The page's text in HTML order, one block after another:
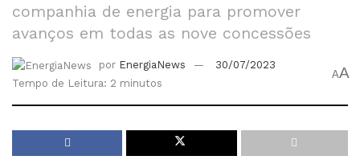
companhia de energia para promover
avanços em todas as nove concessões
por EnergiaNews
30/07/2023
Tempo de Leitura: 2 minutos
AA